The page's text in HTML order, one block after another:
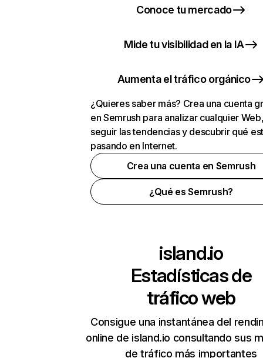
Conoce tu mercado
Mide tu visibilidad en la IA
Aumenta el tráfico orgánico
¿Quieres saber más? Crea una cuenta
en Semrush para analizar cualquier
seguir las tendencias y descubrir qué
pasando en Internet.
Crea una cuenta en Semrush
¿Qué es Semrush?
island.io
Estadísticas de
tráfico web
Consigue una instantánea del
online de island.io consultando sus
de tráfico más importantes